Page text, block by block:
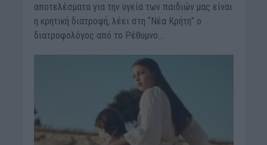
αποτελέσματα για την υγεία των παιδιών μας είναι
η κρητική διατροφή, λέει στη “Νέα Κρήτη” ο
διατροφολόγος από το Ρέθυμνο...